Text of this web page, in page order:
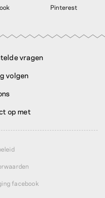
Pinterest
vragen
volgen
op met
facebook